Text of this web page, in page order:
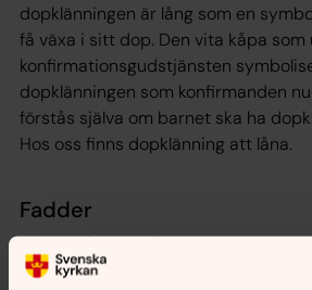
dopklänningen är lång som en
få växa i sitt dop. Den vita kåpa
konfirmationsgudstjänsten
dopklänningen som konfirmanden
förstås själva om barnet ska ha
Hos oss finns dopklänning att låna.
Fadder
Att vara fadder till en som döps är
uppdrag. Som fadder är man vän,